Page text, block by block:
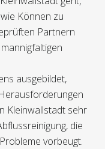
Können zu
Partnern
ausgebildet,
Kleinwallstadt sehr
die
vorbeugt.